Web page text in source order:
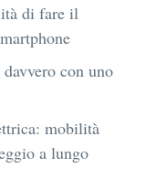
di fare il
con uno
mobilità
a lungo